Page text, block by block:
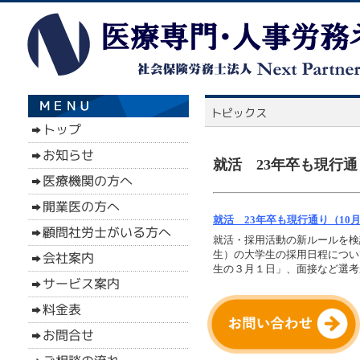
就活 23年卒も現行通
就活 23年卒も現行通り（10
就活・採用活動の新ルールを
生）の大学生の採用日程につ
生の３月１日」、面接など選